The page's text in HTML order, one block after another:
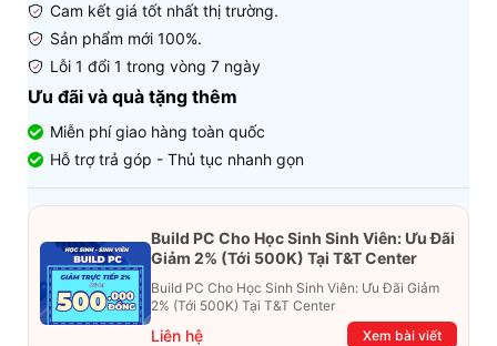
Cam kết giá tốt nhất thị trường.
Sản phẩm mới 100%.
Lỗi 1 đổi 1 trong vòng 7 ngày
Ưu đãi và quà tặng thêm
Miễn phí giao hàng toàn quốc
Hỗ trợ trả góp - Thủ tục nhanh gọn
Build PC Cho Học Sinh Sinh Viên: Ưu Đãi
Giảm 2% (Tới 500K) Tại T&T Center
Build PC Cho Học Sinh Sinh Viên: Ưu Đãi Giảm
2% (Tới 500K) Tại T&T Center
Liên hệ Xem bài viết